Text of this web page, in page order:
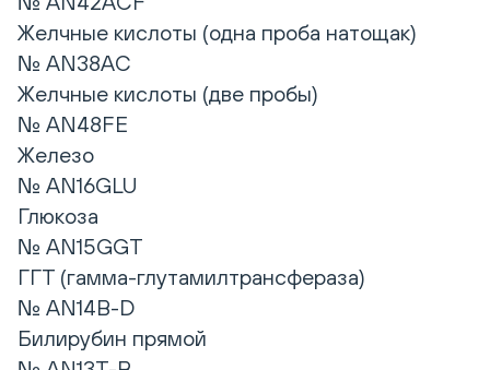
Желчные кислоты (одна проба натощак)
№ AN38AC
Желчные кислоты (две пробы)
№ AN48FE
Железо
№ AN16GLU
Глюкоза
№ AN15GGT
ГГТ (гамма-глутамилтрансфераза)
№ AN14B-D
Билирубин прямой